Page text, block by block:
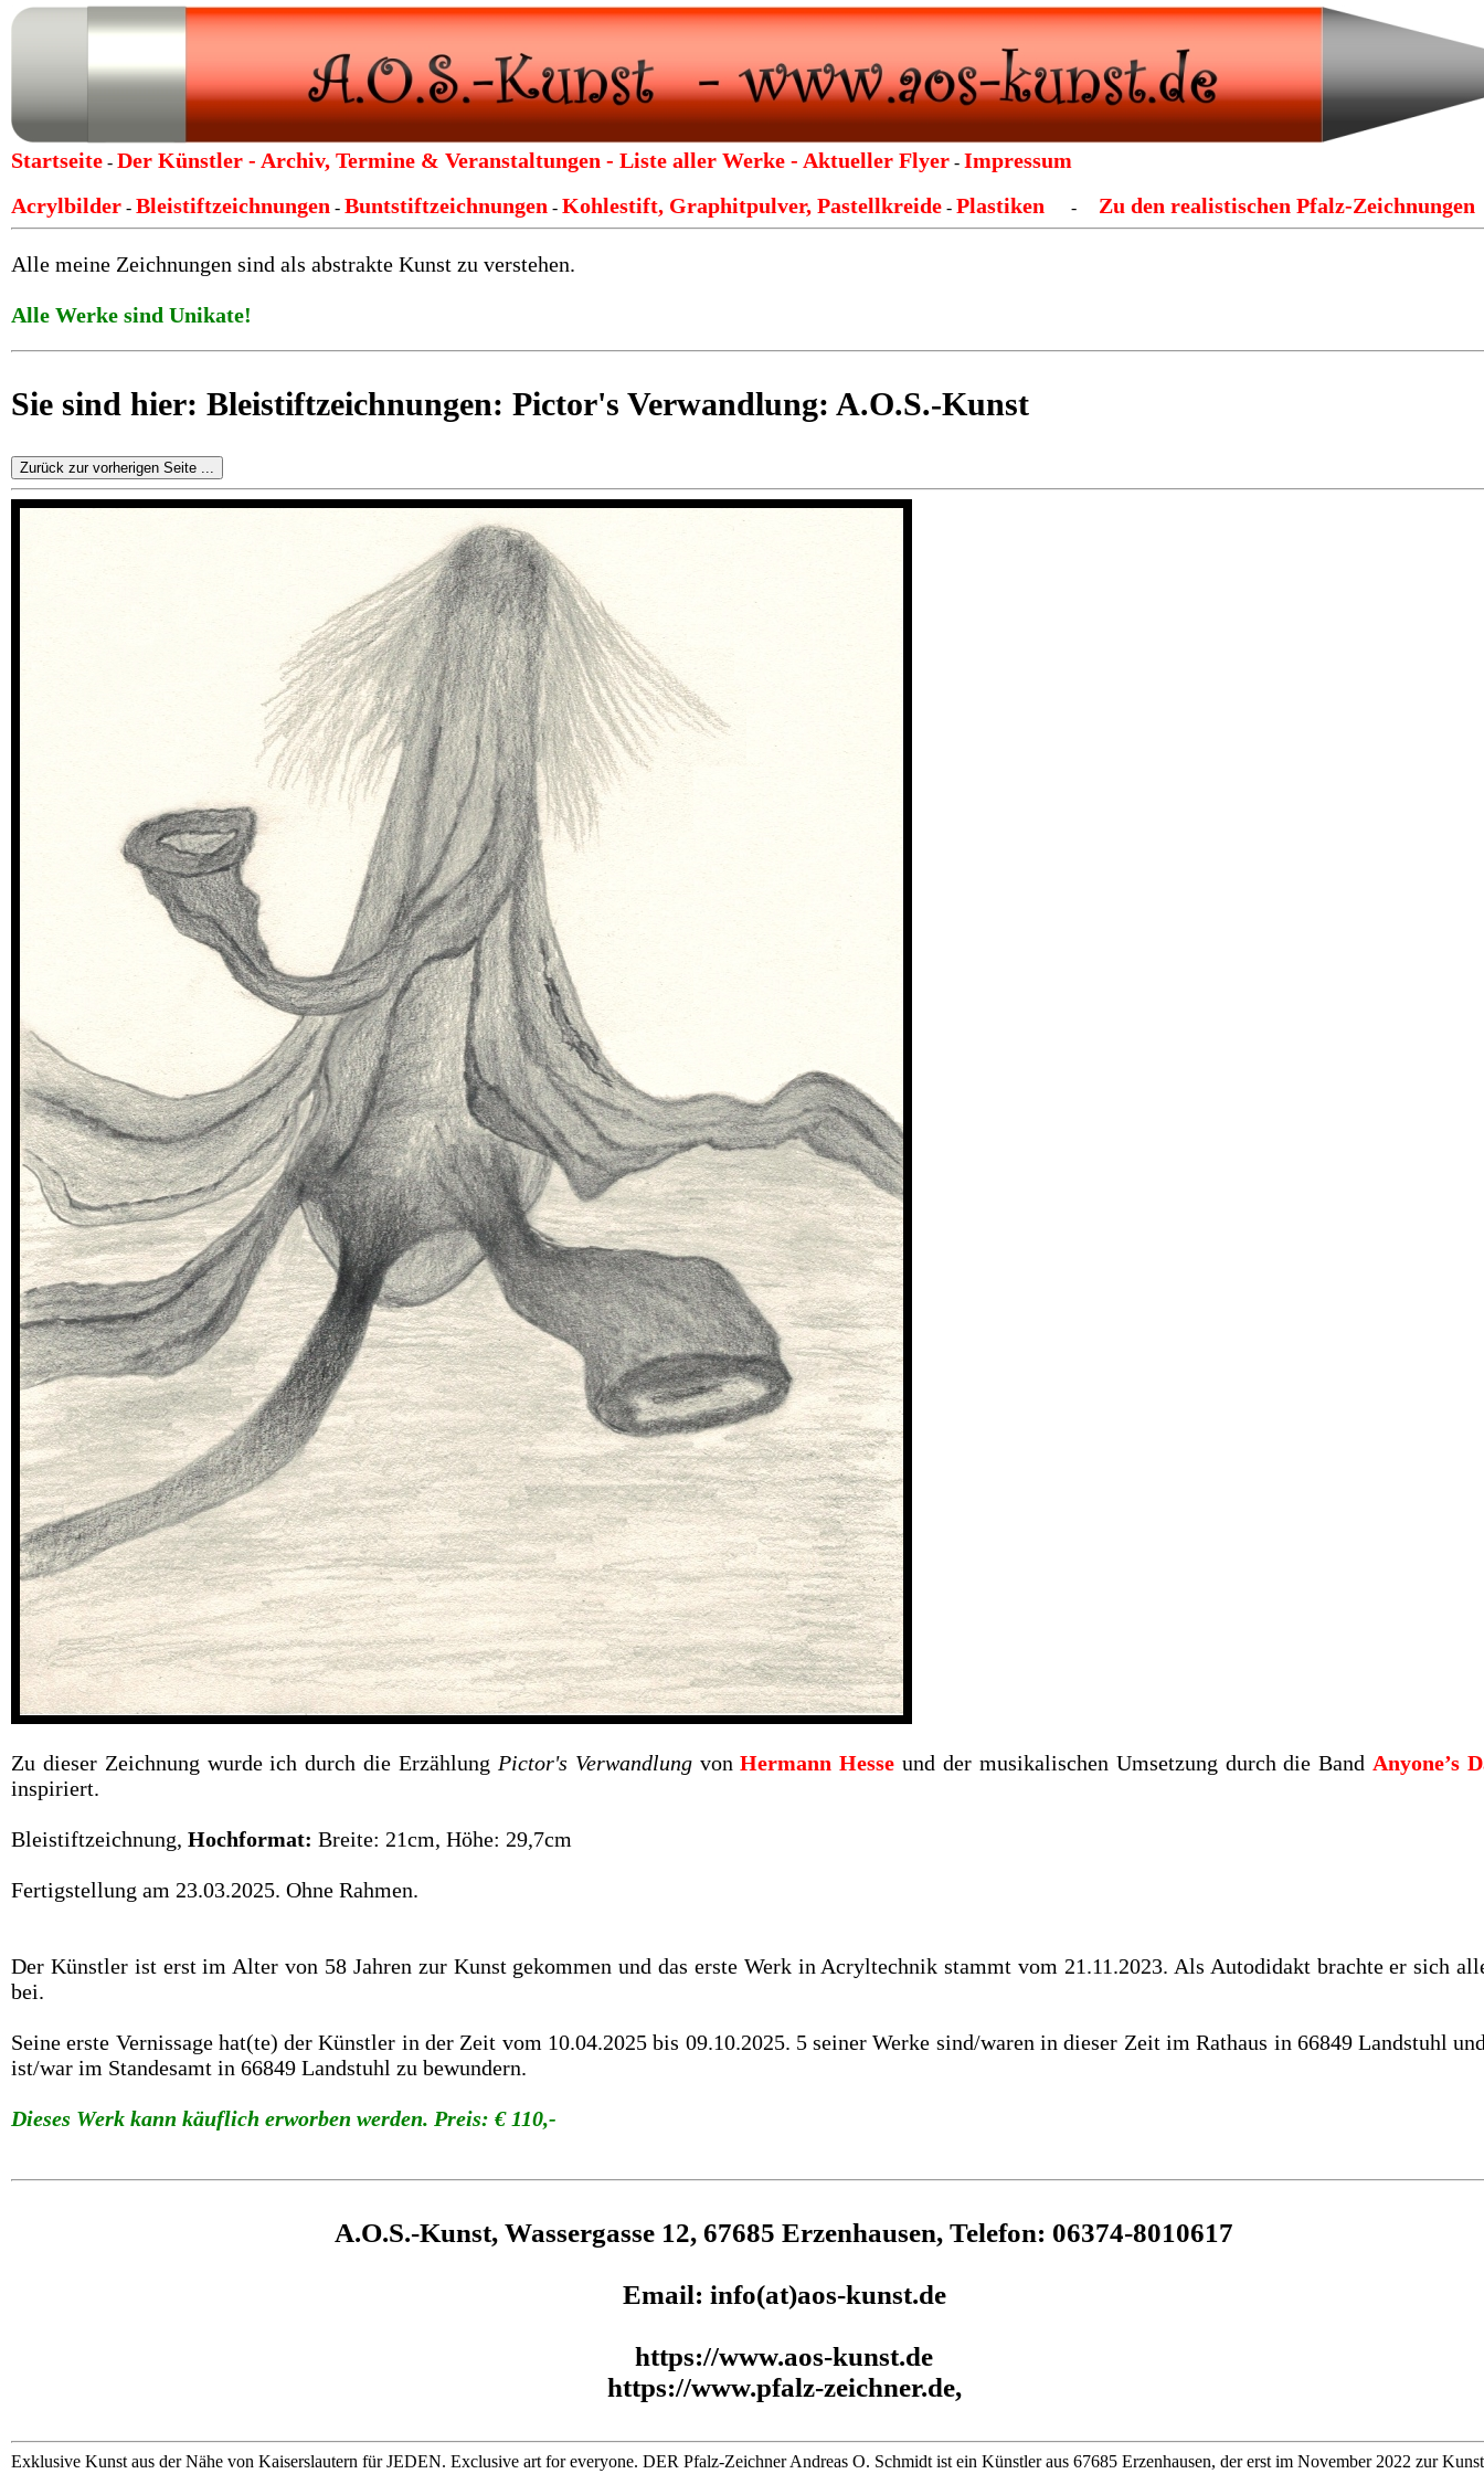
Startseite - Der Künstler - Archiv, Termine & Veranstaltungen - Liste aller Werke - Aktueller Flyer - Impressum
Acrylbilder - Bleistiftzeichnungen - Buntstiftzeichnungen - Kohlestift, Graphitpulver, Pastellkreide - Plastiken - Zu den realistischen Pfalz-Zeichnungen
Alle meine Zeichnungen sind als abstrakte Kunst zu verstehen.
Alle Werke sind Unikate!
Sie sind hier: Bleistiftzeichnungen: Pictor's Verwandlung: A.O.S.-Kunst
Zurück zur vorherigen Seite ...
Zu dieser Zeichnung wurde ich durch die Erzählung Pictor's VerwandlungvonHermann Hesse und der musikalischen Umsetzung durch die Band Anyone’s
inspiriert.
Bleistiftzeichnung, Hochformat: Breite: 21cm, Höhe: 29,7cm
Fertigstellung am 23.03.2025. Ohne Rahmen.
Der Künstler ist erst im Alter von 58 Jahren zur Kunst gekommen und das erste Werk in Acryltechnik stammt vom 21.11.2023. Als Autodidakt brachte er sich
bei.
Seine erste Vernissage hat(te) der Künstler in der Zeit vom 10.04.2025 bis 09.10.2025. 5 seiner Werke sind/waren in dieser Zeit im Rathaus in 66849 Landstuhl
ist/war im Standesamt in 66849 Landstuhl zu bewundern.
Dieses Werk kann käuflich erworben werden. Preis: € 110,-
A.O.S.-Kunst, Wassergasse 12, 67685 Erzenhausen, Telefon: 06374-8010617
Email: info(at)aos-kunst.de
https://www.aos-kunst.de
https://www.pfalz-zeichner.de,
Exklusive Kunst aus der Nähe von Kaiserslautern für JEDEN. Exclusive art for everyone. DER Pfalz-Zeichner Andreas O. Schmidt ist ein Künstler aus 67685 Erzenhausen, der erst im November 2022 zur Kunst